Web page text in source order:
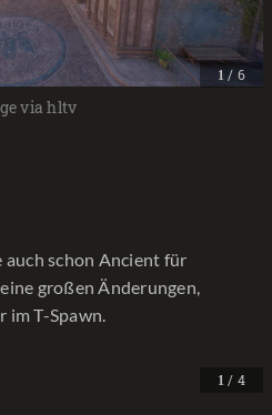
1 / 6
via hltv
schon Ancient für
großen Änderungen,
im T-Spawn.
1 / 4